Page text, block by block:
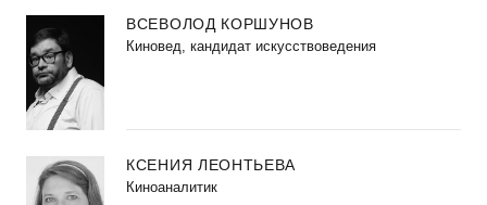
ВСЕВОЛОД КОРШУНОВ
Киновед, кандидат искусствоведения
КСЕНИЯ ЛЕОНТЬЕВА
Киноаналитик